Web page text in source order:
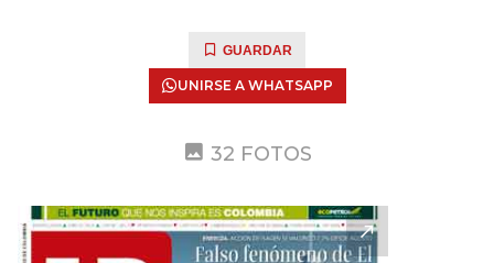
GUARDAR
UNIRSE A WHATSAPP
32 FOTOS